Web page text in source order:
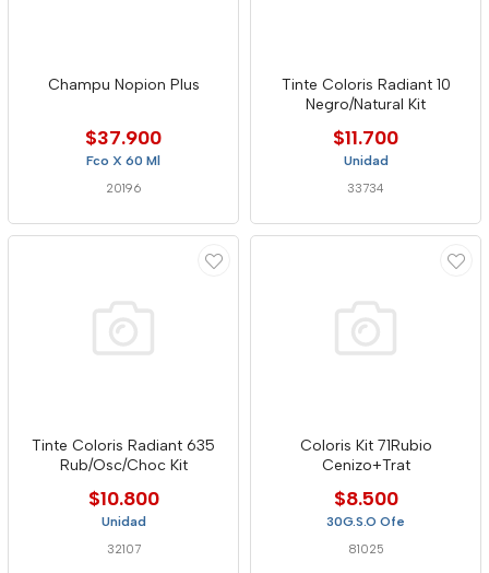
Champu Nopion Plus
$37.900
Fco X 60 Ml
20196
Tinte Coloris Radiant 10
Negro/Natural Kit
$11.700
Unidad
33734
Tinte Coloris Radiant 635
Rub/Osc/Choc Kit
$10.800
Unidad
32107
Coloris Kit 71Rubio
Cenizo+Trat
$8.500
30G.S.O Ofe
81025